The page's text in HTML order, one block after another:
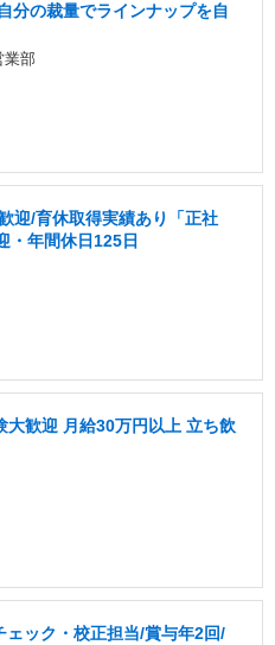
分の裁量でラインナップを自
業部
迎/育休取得実績あり「正社
・年間休日125日
大歓迎 月給30万円以上 立ち飲
ック・校正担当/賞与年2回/